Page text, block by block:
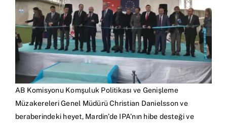
AB Komisyonu Komşuluk Politikası ve Genişleme
Müzakereleri Genel Müdürü Christian Danielsson ve
beraberindeki heyet, Mardin’de IPA’nın hibe desteği ve